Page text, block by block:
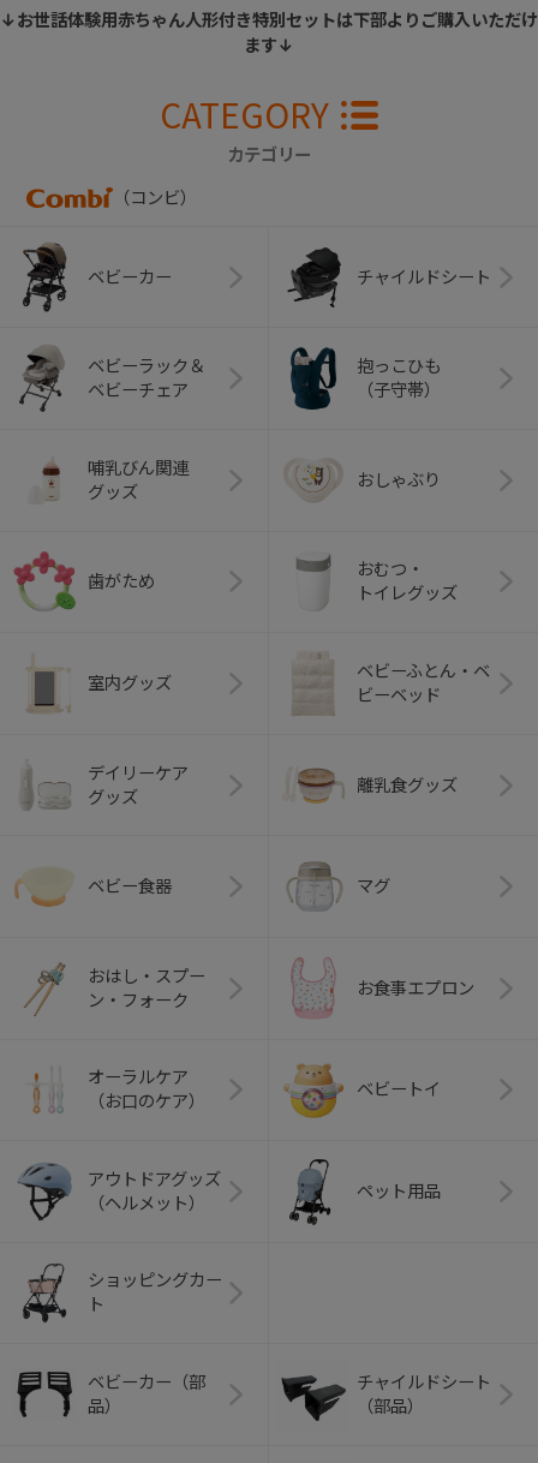
↓お世話体験用赤ちゃん人形付き特別セットは下部よりご購入いただけ
ます↓
CATEGORY
カテゴリー
（コンビ）
ベビーカー チャイルドシート
ベビーラック＆
ベビーチェア
抱っこひも
（子守帯）
哺乳びん関連
グッズ
おしゃぶり
歯がため
おむつ・
トイレグッズ
室内グッズ
ベビーふとん・ベ
ビーベッド
デイリーケア
グッズ
離乳食グッズ
ベビー食器 マグ
おはし・スプー
ン・フォーク
お食事エプロン
オーラルケア
（お口のケア）
ベビートイ
アウトドアグッズ
（ヘルメット）
ペット用品
ショッピングカー
ト
ベビーカー（部
品）
チャイルドシート
（部品）